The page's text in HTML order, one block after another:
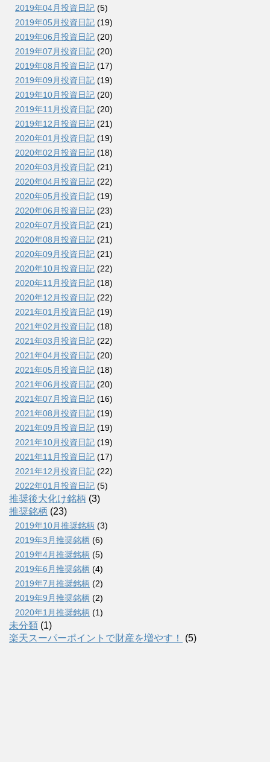
2019年04月投資日記 (5)
2019年05月投資日記 (19)
2019年06月投資日記 (20)
2019年07月投資日記 (20)
2019年08月投資日記 (17)
2019年09月投資日記 (19)
2019年10月投資日記 (20)
2019年11月投資日記 (20)
2019年12月投資日記 (21)
2020年01月投資日記 (19)
2020年02月投資日記 (18)
2020年03月投資日記 (21)
2020年04月投資日記 (22)
2020年05月投資日記 (19)
2020年06月投資日記 (23)
2020年07月投資日記 (21)
2020年08月投資日記 (21)
2020年09月投資日記 (21)
2020年10月投資日記 (22)
2020年11月投資日記 (18)
2020年12月投資日記 (22)
2021年01月投資日記 (19)
2021年02月投資日記 (18)
2021年03月投資日記 (22)
2021年04月投資日記 (20)
2021年05月投資日記 (18)
2021年06月投資日記 (20)
2021年07月投資日記 (16)
2021年08月投資日記 (19)
2021年09月投資日記 (19)
2021年10月投資日記 (19)
2021年11月投資日記 (17)
2021年12月投資日記 (22)
2022年01月投資日記 (5)
推奨後大化け銘柄 (3)
推奨銘柄 (23)
2019年10月推奨銘柄 (3)
2019年3月推奨銘柄 (6)
2019年4月推奨銘柄 (5)
2019年6月推奨銘柄 (4)
2019年7月推奨銘柄 (2)
2019年9月推奨銘柄 (2)
2020年1月推奨銘柄 (1)
未分類 (1)
楽天スーパーポイントで財産を増やす！
(5)